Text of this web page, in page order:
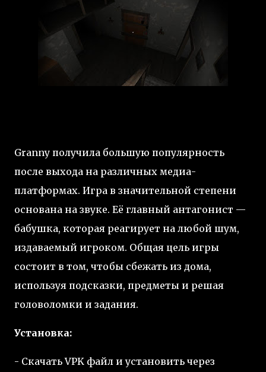
Granny получила большую популярность
после выхода на различных медиа-
платформах. Игра в значительной степени
основана на звуке. Её главный антагонист —
бабушка, которая реагирует на любой шум,
издаваемый игроком. Общая цель игры
состоит в том, чтобы сбежать из дома,
используя подсказки, предметы и решая
головоломки и задания.
Установка:
- Скачать VPK файл и установить через